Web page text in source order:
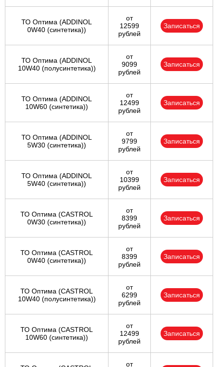
ТО Оптима (ADDINOL
0W40 (синтетика))
от
12599
рублей
Записаться
ТО Оптима (ADDINOL
10W40 (полусинтетика))
от
9099
рублей
Записаться
ТО Оптима (ADDINOL
10W60 (синтетика))
от
12499
рублей
Записаться
ТО Оптима (ADDINOL
5W30 (синтетика))
от
9799
рублей
Записаться
ТО Оптима (ADDINOL
5W40 (синтетика))
от
10399
рублей
Записаться
ТО Оптима (CASTROL
0W30 (синтетика))
от
8399
рублей
Записаться
ТО Оптима (CASTROL
0W40 (синтетика))
от
8399
рублей
Записаться
ТО Оптима (CASTROL
10W40 (полусинтетика))
от
6299
рублей
Записаться
ТО Оптима (CASTROL
10W60 (синтетика))
от
12499
рублей
Записаться
от